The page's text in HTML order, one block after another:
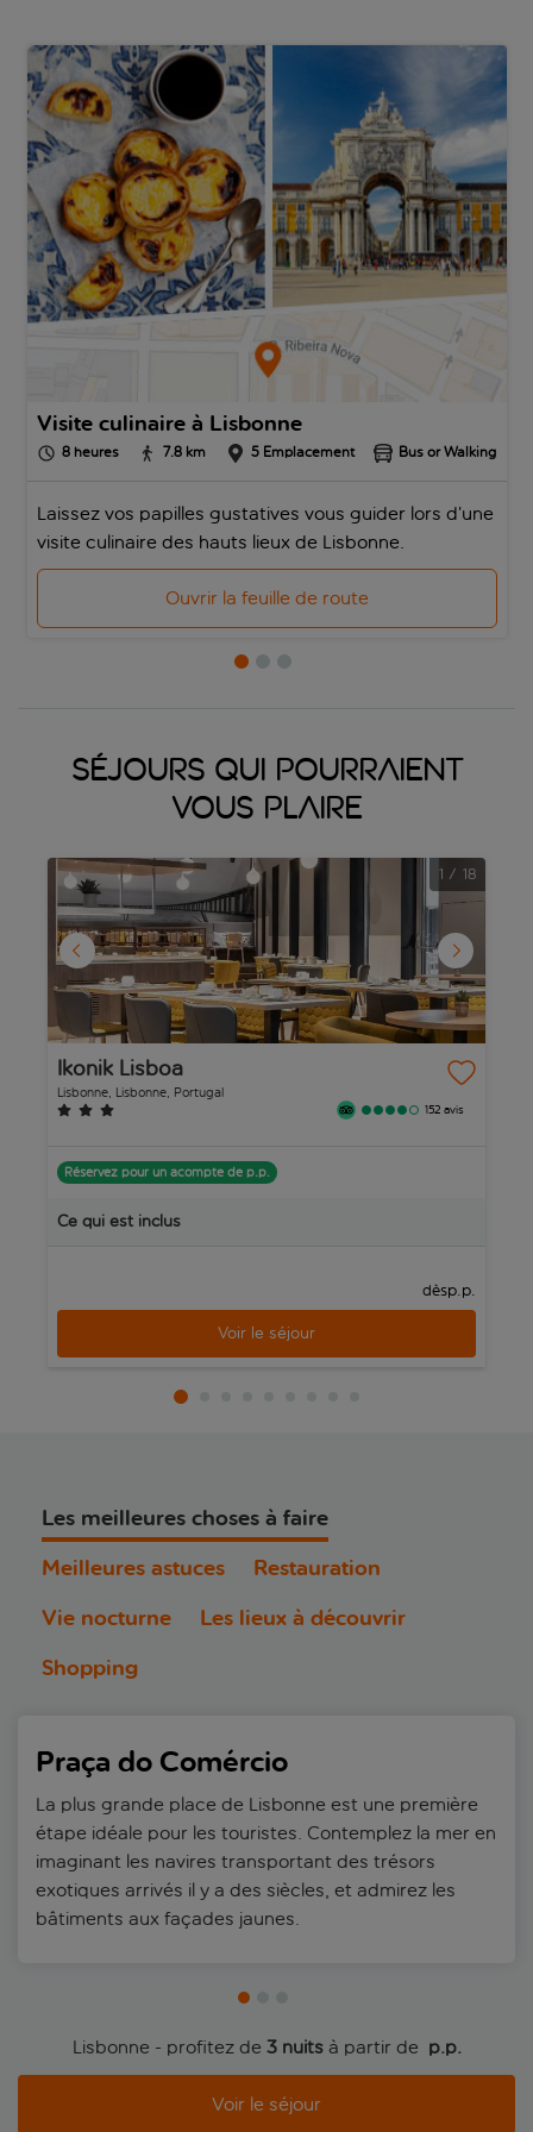
des bars.
Dans le quartier bohème de Bairro Alto, les menus à base de
tapas et les vins locaux pétillants sont suivis de soirées de
musique et de danse traditionnelles. Le shopping est excellent,
avec de nombreux marchés qui vendent de tout, des produits
gastronomiques à l’art et aux antiquités, en passant par les
carreaux de céramique colorés, célèbres dans le monde entier.
Quelle que soit la raison de votre visite, les vacances à Lisbonne
ont pour toile de fond des siècles d’histoire et sont assurées de
comprendre une excellente gastronomie et des habitants
accueillants.
Visite culinaire à Lisbonne
8 heures 7.8 km 5 Emplacement Bus or Walking
Laissez vos papilles gustatives vous guider lors d’une
visite culinaire des hauts lieux de Lisbonne.
Ouvrir la feuille de route
Séjours qui pourraient
vous plaire
1 / 18
Ikonik Lisboa
Lisbonne, Lisbonne, Portugal
152 avis
Réservez pour un acompte de p.p.
Ce qui est inclus
dèsp.p.
Voir le séjour
Les meilleures choses à faire
Meilleures astuces
Restauration
Vie nocturne
Les lieux à découvrir
Shopping
Praça do Comércio
La plus grande place de Lisbonne est une première
étape idéale pour les touristes. Contemplez la mer en
imaginant les navires transportant des trésors
exotiques arrivés il y a des siècles, et admirez les
bâtiments aux façades jaunes.
Lisbonne - profitez de 3 nuitsà partir de p.p.
Voir le séjour